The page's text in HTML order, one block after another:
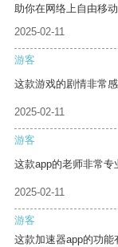
助你在网络上自由移动
2025-02-11
游客
这款游戏的剧情非常
2025-02-11
游客
这款app的老师非常专
2025-02-11
游客
这款加速器app的功